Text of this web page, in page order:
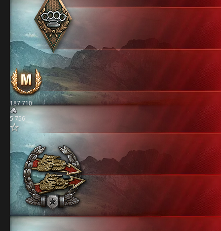
187 710
5 756